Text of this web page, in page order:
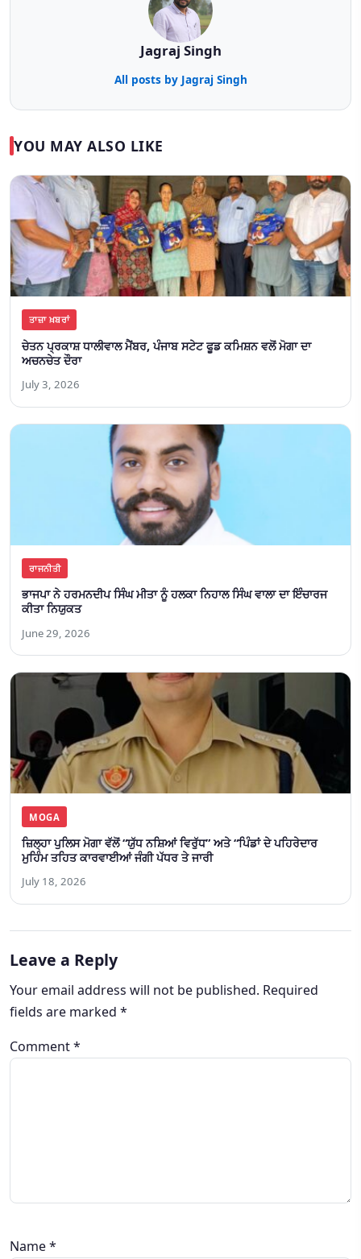
Jagraj Singh
All posts by Jagraj Singh
YOU MAY ALSO LIKE
ਤਾਜ਼ਾ ਖ਼ਬਰਾਂ
ਚੇਤਨ ਪ੍ਰਕਾਸ਼ ਧਾਲੀਵਾਲ ਮੈਂਬਰ, ਪੰਜਾਬ ਸਟੇਟ ਫੂਡ ਕਮਿਸ਼ਨ ਵਲੋਂ ਮੋਗਾ ਦਾ
ਅਚਨਚੇਤ ਦੌਰਾ
July 3, 2026
ਰਾਜਨੀਤੀ
ਭਾਜਪਾ ਨੇ ਹਰਮਨਦੀਪ ਸਿੰਘ ਮੀਤਾ ਨੂੰ ਹਲਕਾ ਨਿਹਾਲ ਸਿੰਘ ਵਾਲਾ ਦਾ ਇੰਚਾਰਜ
ਕੀਤਾ ਨਿਯੁਕਤ
June 29, 2026
MOGA
ਜ਼ਿਲ੍ਹਾ ਪੁਲਿਸ ਮੋਗਾ ਵੱਲੋਂ “ਯੁੱਧ ਨਸ਼ਿਆਂ ਵਿਰੁੱਧ” ਅਤੇ “ਪਿੰਡਾਂ ਦੇ ਪਹਿਰੇਦਾਰ
ਮੁਹਿੰਮ ਤਹਿਤ ਕਾਰਵਾਈਆਂ ਜੰਗੀ ਪੱਧਰ ਤੇ ਜਾਰੀ
July 18, 2026
Leave a Reply
Your email address will not be published. Required
fields are marked *
Comment*
Name*